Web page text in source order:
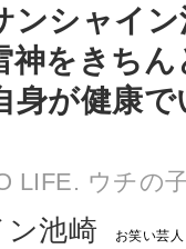
ンシャイ
神をきち
身が健康
LIFE. ウチの
池崎 お笑い芸人